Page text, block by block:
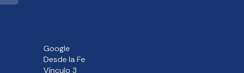
Google
Desde la Fe
Vínculo 3